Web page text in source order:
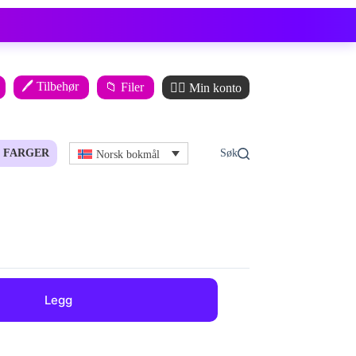
🖊️ Tilbehør 📁 Filer 🙋‍♂️ Min konto
FARGER Norsk bokmål
Legg